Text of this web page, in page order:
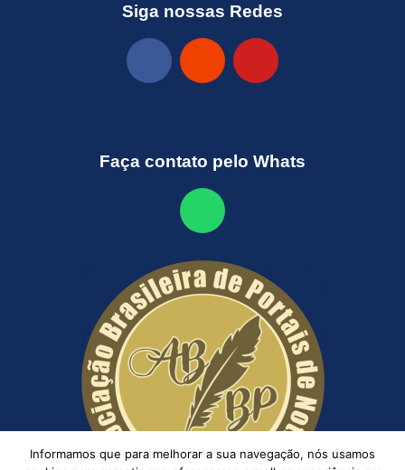
Siga nossas Redes
Faça contato pelo Whats
Informamos que para melhorar a sua navegação, nós usamos